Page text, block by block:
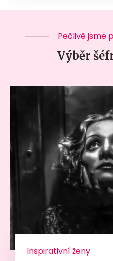
Pečlivě jsme
Výběr
Inspirativní ženy